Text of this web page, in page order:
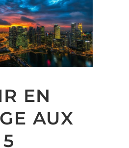
EN
AUX